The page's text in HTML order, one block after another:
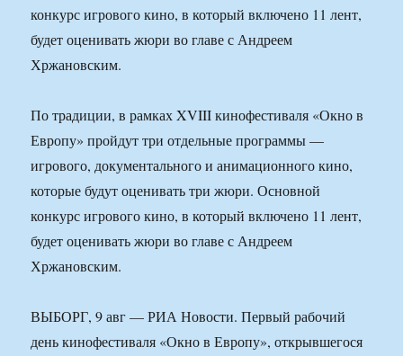
конкурс игрового кино, в который включено 11 лент,
будет оценивать жюри во главе с Андреем
Хржановским.
По традиции, в рамках XVIII кинофестиваля «Окно в
Европу» пройдут три отдельные программы —
игрового, документального и анимационного кино,
которые будут оценивать три жюри. Основной
конкурс игрового кино, в который включено 11 лент,
будет оценивать жюри во главе с Андреем
Хржановским.
ВЫБОРГ, 9 авг — РИА Новости. Первый рабочий
день кинофестиваля «Окно в Европу», открывшегося